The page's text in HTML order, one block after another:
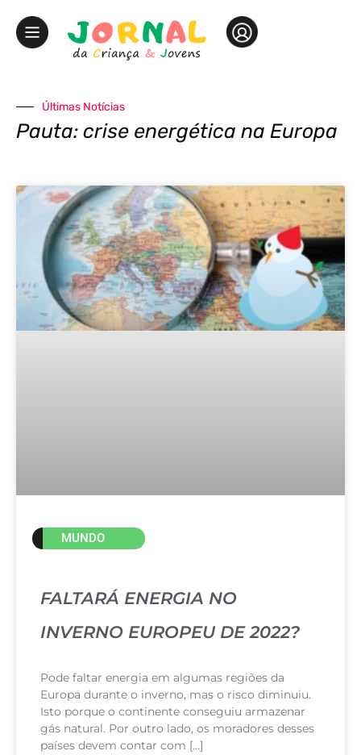
Últimas Notícias
Pauta: crise energética na Europa
MUNDO
FALTARÁ ENERGIA NO
INVERNO EUROPEU DE 2022?
Pode faltar energia em algumas regiões da
Europa durante o inverno, mas o risco diminuiu.
Isto porque o continente conseguiu armazenar
gás natural. Por outro lado, os moradores desses
países devem contar com […]